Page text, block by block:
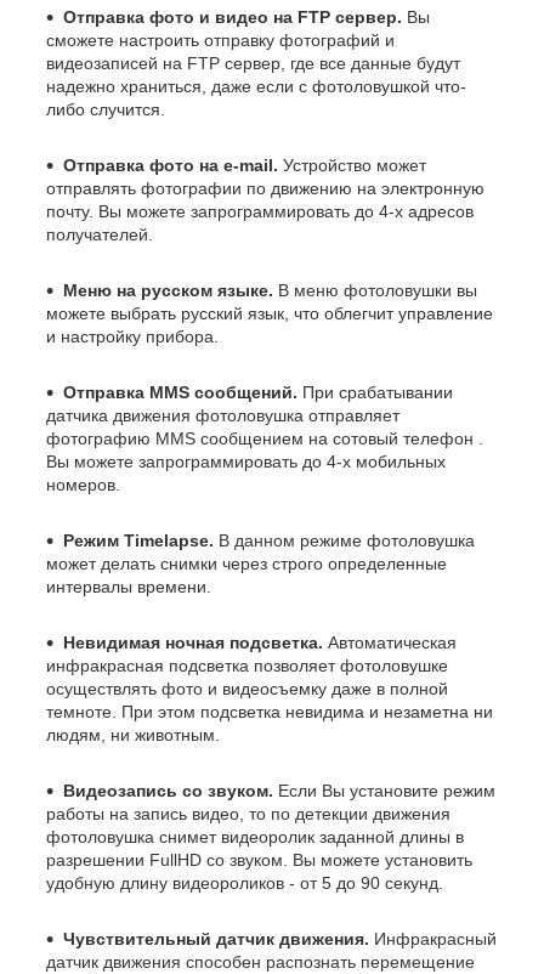
Отправка фото и видео на FTP сервер. Вы
сможете настроить отправку фотографий и
видеозаписей на FTP сервер, где все данные будут
надежно храниться, даже если с фотоловушкой что-
либо случится.
Отправка фото на e-mail. Устройство может
отправлять фотографии по движению на электронную
почту. Вы можете запрограммировать до 4-х адресов
получателей.
Меню на русском языке. В меню фотоловушки вы
можете выбрать русский язык, что облегчит управление
и настройку прибора.
Отправка MMS сообщений. При срабатывании
датчика движения фотоловушка отправляет
фотографию MMS сообщением на сотовый телефон .
Вы можете запрограммировать до 4-х мобильных
номеров.
Режим Timelapse. В данном режиме фотоловушка
может делать снимки через строго определенные
интервалы времени.
Невидимая ночная подсветка. Автоматическая
инфракрасная подсветка позволяет фотоловушке
осуществлять фото и видеосъемку даже в полной
темноте. При этом подсветка невидима и незаметна ни
людям, ни животным.
Видеозапись со звуком. Если Вы установите режим
работы на запись видео, то по детекции движения
фотоловушка снимет видеоролик заданной длины в
разрешении FullHD со звуком. Вы можете установить
удобную длину видеороликов - от 5 до 90 секунд.
Чувствительный датчик движения. Инфракрасный
датчик движения способен распознать перемещение